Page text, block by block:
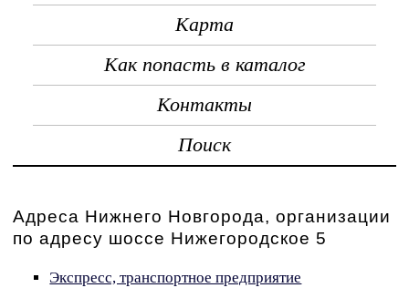
Карта
Как попасть в каталог
Контакты
Поиск
Адреса Нижнего Новгорода, организации
по адресу шоссе Нижегородское 5
Экспресс, транспортное предприятие